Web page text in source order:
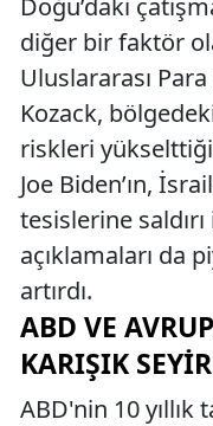
diğer bir faktör
Uluslararası
Kozack,
riskleri
Joe Biden’ın,
tesislerine
açıklamaları da
artırdı.
ABD VE
KARIŞIK SEYIR
ABD'nin 10 yıllık